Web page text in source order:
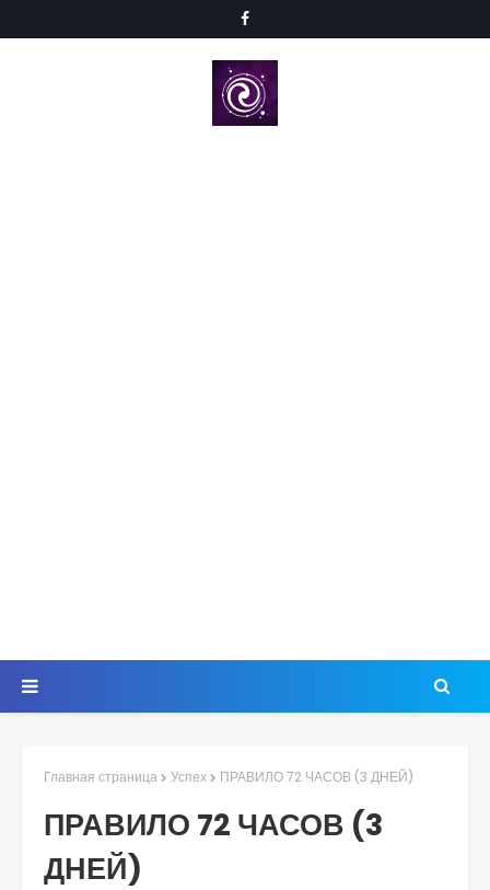
Главная страница Успех ПРАВИЛО 72 ЧАСОВ (3 ДНЕЙ)
ПРАВИЛО 72 ЧАСОВ (3
ДНЕЙ)